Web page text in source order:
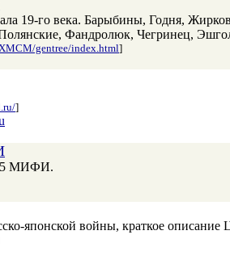
19-го века. Барыбины, Годня,
Фандролюк, Чегринец,
gentree/index.html]
]
МИФИ.
японской войны, краткое